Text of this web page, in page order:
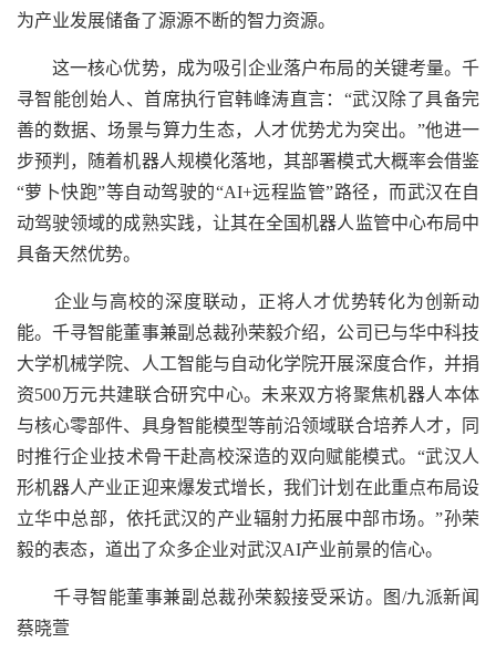
为产业发展储备了源源不断的智力资源。
这一核心优势，成为吸引企业落户布局的关键考量。千
寻智能创始人、首席执行官韩峰涛直言：“武汉除了具备完
善的数据、场景与算力生态，人才优势尤为突出。”他进一
步预判，随着机器人规模化落地，其部署模式大概率会借鉴
“萝卜快跑”等自动驾驶的“AI+远程监管”路径，而武汉在自
动驾驶领域的成熟实践，让其在全国机器人监管中心布局中
具备天然优势。
企业与高校的深度联动，正将人才优势转化为创新动
能。千寻智能董事兼副总裁孙荣毅介绍，公司已与华中科技
大学机械学院、人工智能与自动化学院开展深度合作，并捐
资500万元共建联合研究中心。未来双方将聚焦机器人本体
与核心零部件、具身智能模型等前沿领域联合培养人才，同
时推行企业技术骨干赴高校深造的双向赋能模式。“武汉人
形机器人产业正迎来爆发式增长，我们计划在此重点布局设
立华中总部，依托武汉的产业辐射力拓展中部市场。”孙荣
毅的表态，道出了众多企业对武汉AI产业前景的信心。
千寻智能董事兼副总裁孙荣毅接受采访。图/九派新闻
蔡晓萱